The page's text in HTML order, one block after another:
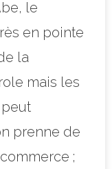
le
en pointe
la
mais les
prenne de
;